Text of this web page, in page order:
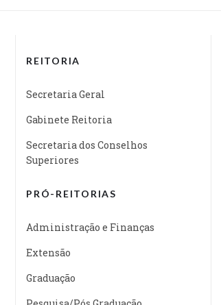
REITORIA
Secretaria Geral
Gabinete Reitoria
Secretaria dos Conselhos
Superiores
PRÓ-REITORIAS
Administração e Finanças
Extensão
Graduação